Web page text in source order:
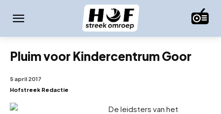
Pluim voor Kindercentrum Goor
5 april 2017
Hofstreek Redactie
De leidsters van het